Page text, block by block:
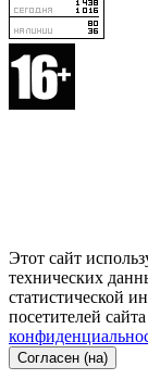
Этот сайт
технических
статистической
посетителей
Согласен (на)